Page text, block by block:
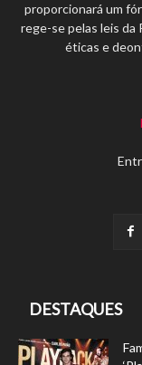
proporcionará um
rege-se pelas leis da
éticas e
DESTAQUES